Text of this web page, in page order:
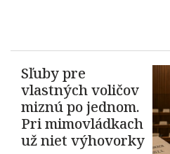
Sľuby pre
vlastných voličov
miznú po jednom.
Pri mimovládkach
už niet výhovorky